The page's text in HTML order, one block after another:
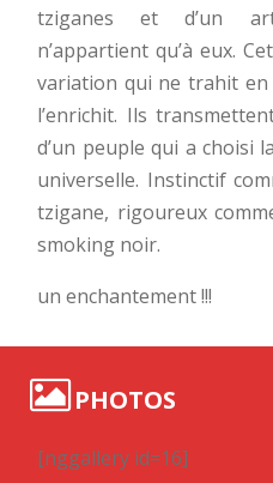
tziganes et d’un
n’appartient qu’à eux.
variation qui ne trahit
l’enrichit. Ils
d’un peuple qui a choisi
universelle. Instinctif
tzigane, rigoureux
smoking noir.
un enchantement !!!
PHOTOS
[nggallery id=16]